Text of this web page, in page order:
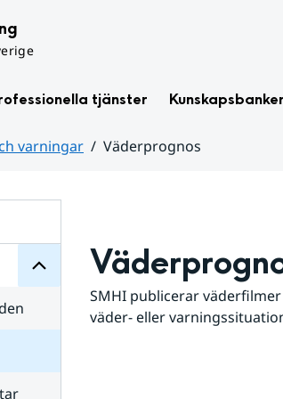
tjänster
varningar
Väderprognos
för
SMHI publicerar
väder- eller